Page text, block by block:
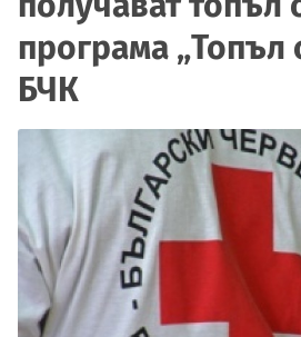
програма „Топъл
БЧК